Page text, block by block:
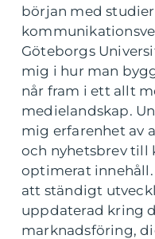
början med
Göteborgs
mig i hur man
når fram i ett allt
medielandskap.
mig erfarenhet av
och nyhetsbrev till
optimerat
att ständigt
uppdaterad kring
marknadsföring,